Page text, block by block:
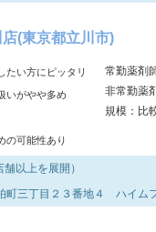
(東京都立川市)
たい方にピッタリ
いがやや多め
の可能性あり
常勤薬剤
非常勤薬
規模：比
舗以上を展開）
町三丁目２３番地４ ハイム